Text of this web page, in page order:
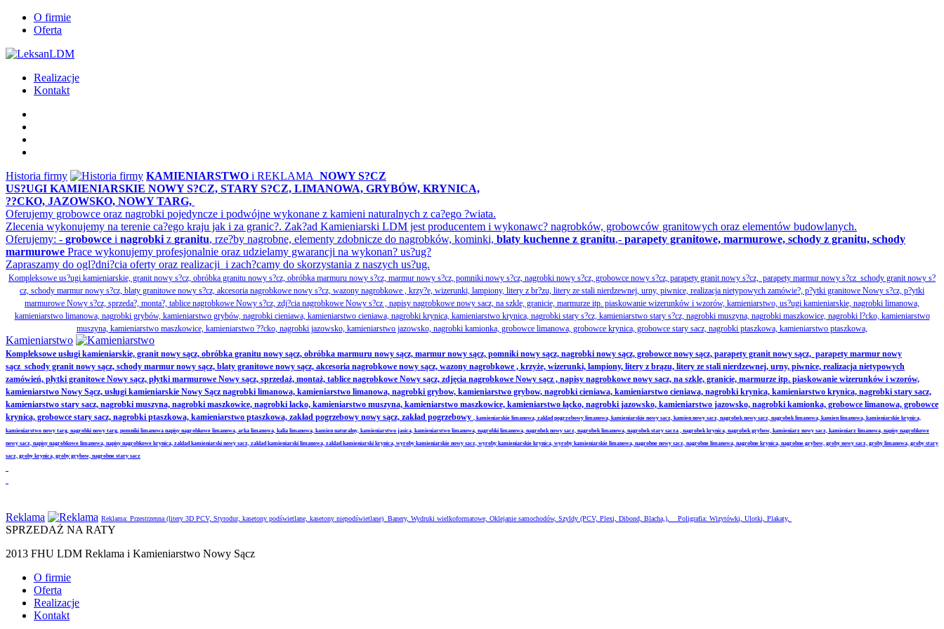
O firmie
Oferta
Realizacje
Kontakt
Historia firmy KAMIENIARSTWO i REKLAMA NOWY S?CZ
US?UGI KAMIENIARSKIE NOWY S?CZ, STARY S?CZ, LIMANOWA, GRYBÓW, KRYNICA,
??CKO, JAZOWSKO, NOWY TARG,
Oferujemy grobowce oraz nagrobki pojedyncze i podwójne wykonane z kamieni naturalnych z ca?ego ?wiata.
Zlecenia wykonujemy na terenie ca?ego kraju jak i za granic?. Zak?ad Kamieniarski LDM jest producentem i wykonawc? nagrobków, grobowców granitowych oraz elementów budowlanych.
Oferujemy: - grobowce i nagrobki z granitu, rze?by nagrobne, elementy zdobnicze do nagrobków, kominki, blaty kuchenne z granitu,- parapety granitowe, marmurowe, schody z granitu, schody
marmurowe Prace wykonujemy profesjonalnie oraz udzielamy gwarancji na wykonan? us?ug?
Zapraszamy do ogl?dni?cia oferty oraz realizacji i zach?camy do skorzystania z naszych us?ug.
Kompleksowe us?ugi kamieniarskie, granit nowy s?cz, obróbka granitu nowy s?cz, obróbka marmuru nowy s?cz, marmur nowy s?cz, pomniki nowy s?cz, nagrobki nowy s?cz, grobowce nowy s?cz, parapety granit nowy s?cz, parapety marmur nowy s?cz schody granit nowy s?
cz, schody marmur nowy s?cz, blaty granitowe nowy s?cz, akcesoria nagrobkowe nowy s?cz, wazony nagrobkowe , krzy?e, wizerunki, lampiony, litery z br?zu, litery ze stali nierdzewnej, urny, piwnice, realizacja nietypowych zamówie?, p?ytki granitowe Nowy s?cz, p?ytki
marmurowe Nowy s?cz, sprzeda?, monta?, tablice nagrobkowe Nowy s?cz, zdj?cia nagrobkowe Nowy s?cz , napisy nagrobkowe nowy sacz, na szkle, granicie, marmurze itp. piaskowanie wizerunków i wzorów, kamieniarstwo, us?ugi kamieniarskie, nagrobki limanowa,
kamieniarstwo limanowa, nagrobki grybów, kamieniarstwo grybów, nagrobki cieniawa, kamieniarstwo cieniawa, nagrobki krynica, kamieniarstwo krynica, nagrobki stary s?cz, kamieniarstwo stary s?cz, nagrobki muszyna, nagrobki maszkowice, nagrobki l?cko, kamieniarstwo
muszyna, kamieniarstwo maszkowice, kamieniarstwo ??cko, nagrobki jazowsko, kamieniarstwo jazowsko, nagrobki kamionka, grobowce limanowa, grobowce krynica, grobowce stary sacz, nagrobki ptaszkowa, kamieniarstwo ptaszkowa,
Kamieniarstwo
Kompleksowe usługi kamieniarskie, granit nowy sącz, obróbka granitu nowy sącz, obróbka marmuru nowy sącz, marmur nowy sącz, pomniki nowy sącz, nagrobki nowy sącz, grobowce nowy sącz, parapety granit nowy sącz, parapety marmur nowy
sącz schody granit nowy sącz, schody marmur nowy sącz, blaty granitowe nowy sącz, akcesoria nagrobkowe nowy sącz, wazony nagrobkowe , krzyże, wizerunki, lampiony, litery z brązu, litery ze stali nierdzewnej, urny, piwnice, realizacja nietypowych
zamówień, płytki granitowe Nowy sącz, płytki marmurowe Nowy sącz, sprzedaż, montaż, tablice nagrobkowe Nowy sącz, zdjęcia nagrobkowe Nowy sącz , napisy nagrobkowe nowy sacz, na szkle, granicie, marmurze itp. piaskowanie wizerunków i wzorów,
kamieniarstwo Nowy Sącz, usługi kamieniarskie Nowy Sącz nagrobki limanowa, kamieniarstwo limanowa, nagrobki grybow, kamieniarstwo grybow, nagrobki cieniawa, kamieniarstwo cieniawa, nagrobki krynica, kamieniarstwo krynica, nagrobki stary sacz,
kamieniarstwo stary sacz, nagrobki muszyna, nagrobki maszkowice, nagrobki lacko, kamieniarstwo muszyna, kamieniarstwo maszkowice, kamieniarstwo łącko, nagrobki jazowsko, kamieniarstwo jazowsko, nagrobki kamionka, grobowce limanowa, grobowce
krynica, grobowce stary sacz, nagrobki ptaszkowa, kamieniarstwo ptaszkowa, zakład pogrzebowy nowy sącz, zakład pogrzebowy , kamieniarskie limanowa, zaklad pogrzebowy limanowa, kamieniarskie nowy sacz, kamien nowy sacz, nagrobek nowy sacz, nagrobek limanowa, kamien limanowa, kamieniarskie krynica,
kamieniarstwo nowy targ, nagrobki nowy targ, pomniki limanowa napisy nagrobkowe limanowa, arka limanowa, kalia limanowa, kamien naturalny, kamieniarstwo jasica, kamieniarstwo limanowa, nagrobki limanowa, nagrobek nowy sacz, nagrobek limanowa, nagrobek stary sacza , nagrobek krynica, nagrobek grybow, kamieniarz nowy sacz, kamieniarz limanowa, napisy nagrobkowe
nowy sacz, napisy nagrobkowe limanowa, napisy nagrobkowe krynica, zaklad kamieniarski nowy sacz, zaklad kamieniarski limanowa, zaklad kamieniarski krynica, wyroby kamieniarskie nowy sacz, wyroby kamieniarskie krynica, wyroby kamieniarskie limanowa, nagrobne nowy sacz, nagrobne limanowa, nagrobne krynica, nagrobne grybow, groby nowy sacz, groby limanowa, groby stary
sacz, groby krynica, groby grybow, nagrobne stary sacz
Reklama Reklama: Przestrzenna (litery 3D PCV, Styrodur, kasetony podświetlane, kasetony niepodświetlane) Banery, Wydruki wielkoformatowe, Oklejanie samochodów, Szyldy (PCV, Plexi, Dibond, Blacha,), Poligrafia: Wizytówki, Ulotki, Plakaty,
SPRZEDAŻ NA RATY
2013 FHU LDM Reklama i Kamieniarstwo Nowy Sącz
O firmie
Oferta
Realizacje
Kontakt